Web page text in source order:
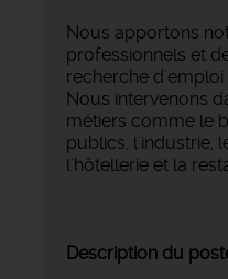
Nous apportons
professionnels et
recherche
Nous intervenons
métiers comme le
publics, l'industrie,
l'hôtellerie et la
Description du